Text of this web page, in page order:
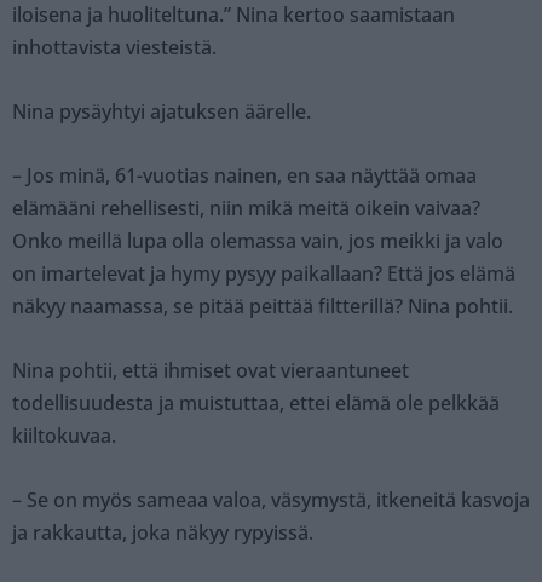
iloisena ja huoliteltuna.” Nina kertoo saamistaan
inhottavista viesteistä.
Nina pysäyhtyi ajatuksen äärelle.
– Jos minä, 61-vuotias nainen, en saa näyttää omaa
elämääni rehellisesti, niin mikä meitä oikein vaivaa?
Onko meillä lupa olla olemassa vain, jos meikki ja valo
on imartelevat ja hymy pysyy paikallaan? Että jos elämä
näkyy naamassa, se pitää peittää filtterillä? Nina pohtii.
Nina pohtii, että ihmiset ovat vieraantuneet
todellisuudesta ja muistuttaa, ettei elämä ole pelkkää
kiiltokuvaa.
– Se on myös sameaa valoa, väsymystä, itkeneitä kasvoja
ja rakkautta, joka näkyy rypyissä.